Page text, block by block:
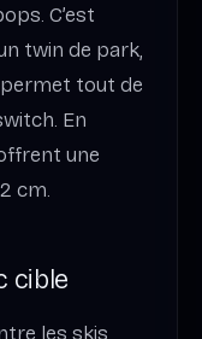
C’est
twin de park,
tout de
En
une
cm.
cible